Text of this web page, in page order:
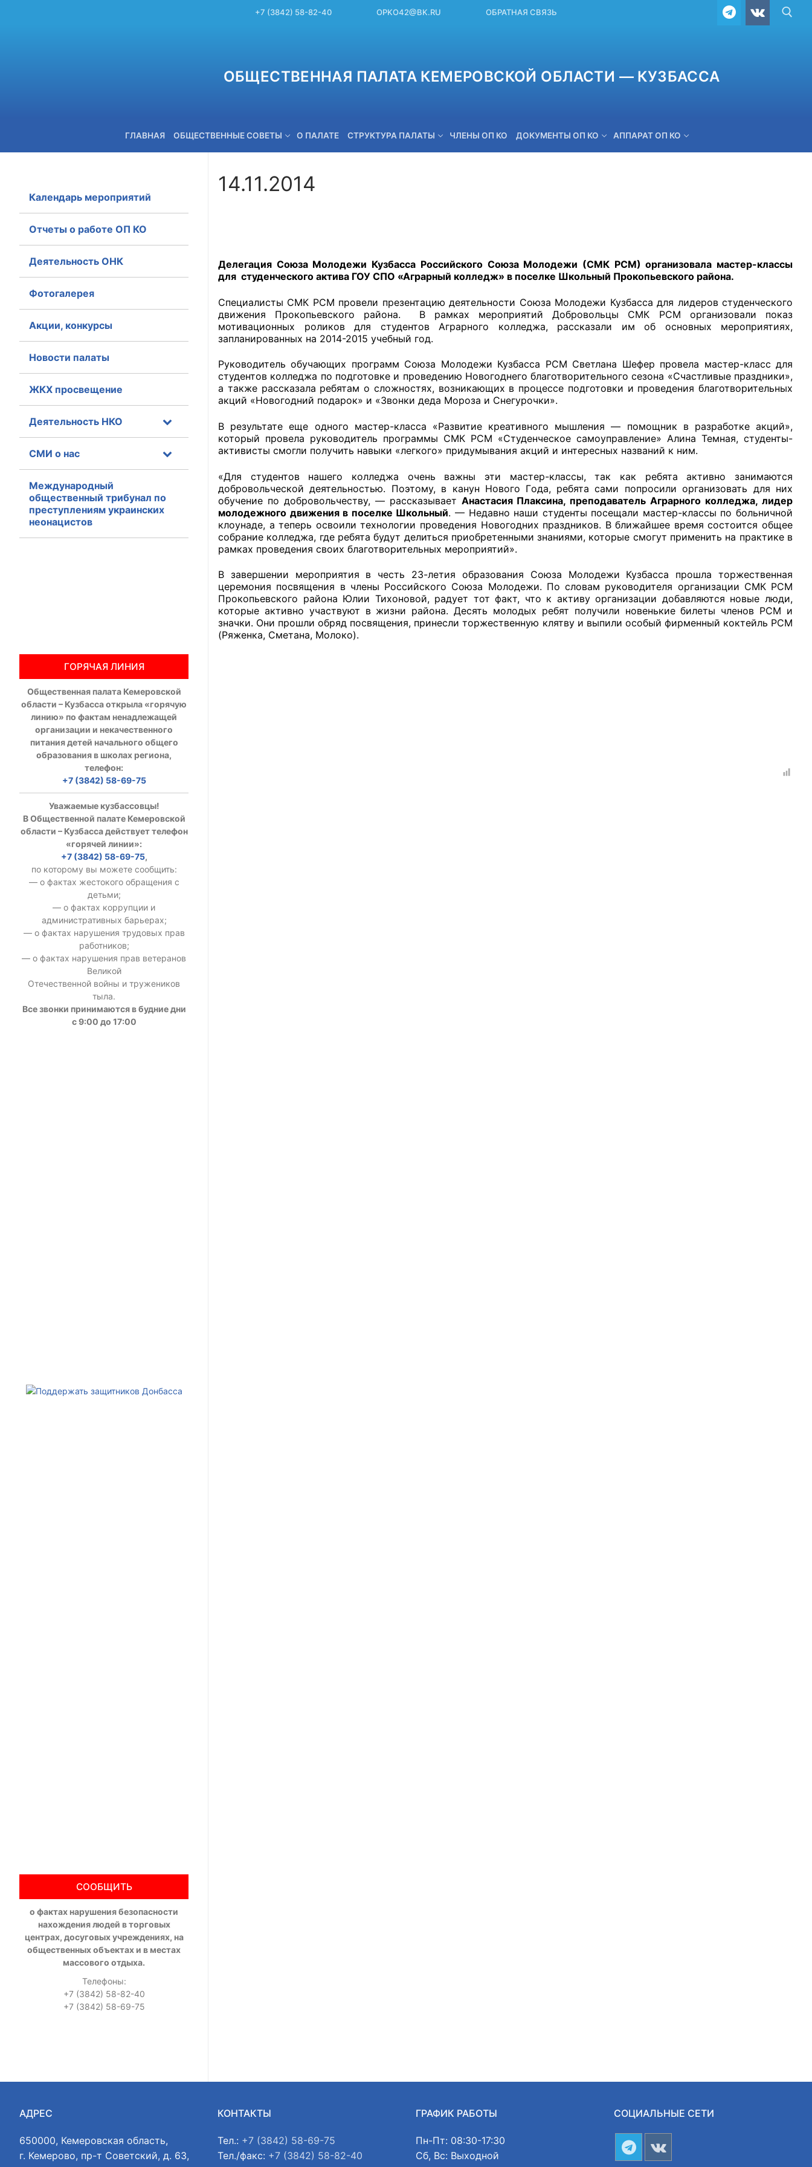
+7 (3842) 58-82-40 OPKO42@BK.RU ОБРАТНАЯ СВЯЗЬ
ОБЩЕСТВЕННАЯ ПАЛАТА КЕМЕРОВСКОЙ ОБЛАСТИ — КУЗБАССА
ГЛАВНАЯ ОБЩЕСТВЕННЫЕ СОВЕТЫ О ПАЛАТЕ СТРУКТУРА ПАЛАТЫ ЧЛЕНЫ ОП КО ДОКУМЕНТЫ ОП КО АППАРАТ ОП КО
Главная
Общественные советы
Общественные советы при территориальных органах федеральных органов
исполнительной власти
Общественные советы по проведению независимой оценки качества условий
оказания услуг
О Палате
Структура Палаты
Комиссии
Экспертный совет ОП КО
Совет ОП КО
Члены ОП КО
Документы ОП КО
Регламент ОП КО
14.11.2014
Делегация Союза Молодежи Кузбасса Российского Союза Молодежи (СМК РСМ) организовала мастер-классы
для студенческого актива ГОУ СПО «Аграрный колледж» в поселке Школьный Прокопьевского района.
Специалисты СМК РСМ провели презентацию деятельности Союза Молодежи Кузбасса для лидеров студенческого
движения Прокопьевского района. В рамках мероприятий Добровольцы СМК РСМ организовали показ
мотивационных роликов для студентов Аграрного колледжа, рассказали им об основных мероприятиях,
запланированных на 2014-2015 учебный год.
Руководитель обучающих программ Союза Молодежи Кузбасса РСМ Светлана Шефер провела мастер-класс для
студентов колледжа по подготовке и проведению Новогоднего благотворительного сезона «Счастливые праздники»,
а также рассказала ребятам о сложностях, возникающих в процессе подготовки и проведения благотворительных
акций «Новогодний подарок» и «Звонки деда Мороза и Снегурочки».
В результате еще одного мастер-класса «Развитие креативного мышления — помощник в разработке акций»,
который провела руководитель программы СМК РСМ «Студенческое самоуправление» Алина Темная, студенты-
активисты смогли получить навыки «легкого» придумывания акций и интересных названий к ним.
«Для студентов нашего колледжа очень важны эти мастер-классы, так как ребята активно занимаются
добровольческой деятельностью. Поэтому, в канун Нового Года, ребята сами попросили организовать для них
обучение по добровольчеству, — рассказывает Анастасия Плаксина, преподаватель Аграрного колледжа, лидер
молодежного движения в поселке Школьный. — Недавно наши студенты посещали мастер-классы по больничной
клоунаде, а теперь освоили технологии проведения Новогодних праздников. В ближайшее время состоится общее
собрание колледжа, где ребята будут делиться приобретенными знаниями, которые смогут применить на практике в
рамках проведения своих благотворительных мероприятий».
В завершении мероприятия в честь 23-летия образования Союза Молодежи Кузбасса прошла торжественная
церемония посвящения в члены Российского Союза Молодежи. По словам руководителя организации СМК РСМ
Прокопьевского района Юлии Тихоновой, радует тот факт, что к активу организации добавляются новые люди,
которые активно участвуют в жизни района. Десять молодых ребят получили новенькие билеты членов РСМ и
значки. Они прошли обряд посвящения, принесли торжественную клятву и выпили особый фирменный коктейль РСМ
(Ряженка, Сметана, Молоко).
Календарь мероприятий
Отчеты о работе ОП КО
Деятельность ОНК
Фотогалерея
Акции, конкурсы
Новости палаты
ЖКХ просвещение
Деятельность НКО
СМИ о нас
Международный
общественный трибунал по
преступлениям украинских
неонацистов
ГОРЯЧАЯ ЛИНИЯ
Общественная палата Кемеровской
области – Кузбасса открыла «горячую
линию» по фактам ненадлежащей
организации и некачественного
питания детей начального общего
образования в школах региона,
телефон:
+7 (3842) 58-69-75
Уважаемые кузбассовцы!
В Общественной палате Кемеровской
области – Кузбасса действует телефон
«горячей линии»:
+7 (3842) 58-69-75,
по которому вы можете сообщить:
— о фактах жестокого обращения с
детьми;
— о фактах коррупции и
административных барьерах;
— о фактах нарушения трудовых прав
работников;
— о фактах нарушения прав ветеранов
Великой
Отечественной войны и тружеников
тыла.
Все звонки принимаются в будние дни
с 9:00 до 17:00
СООБЩИТЬ
о фактах нарушения безопасности
нахождения людей в торговых
центрах, досуговых учреждениях, на
общественных объектах и в местах
массового отдыха.
Телефоны:
+7 (3842) 58-82-40
+7 (3842) 58-69-75
АДРЕС
650000, Кемеровская область,
г. Кемерово, пр-т Советский, д. 63,
КОНТАКТЫ
Тел.: +7 (3842) 58-69-75
Тел./факс: +7 (3842) 58-82-40
ГРАФИК РАБОТЫ
Пн-Пт: 08:30-17:30
Сб, Вс: Выходной
СОЦИАЛЬНЫЕ СЕТИ